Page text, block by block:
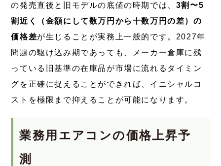
の発売直後と旧モデルの底値の時期では、 3割〜5
割近く（金額にして数万円から十数万円の差）の
価格差が生じることが実務上一般的です。2027年
問題の駆け込み期であっても、メーカー倉庫に残
っている旧基準の在庫品が市場に流れるタイミン
グを正確に捉えることができれば、イニシャルコ
ストを極限まで抑えることが可能になります。
業務用エアコンの価格上昇予
測